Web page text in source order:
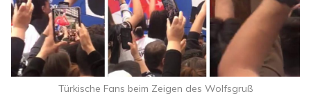
Türkische Fans beim Zeigen des Wolfsgruß